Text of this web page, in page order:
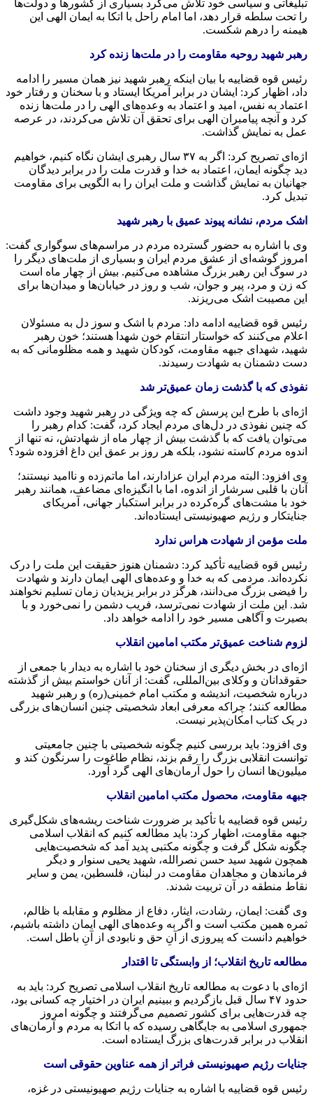
تبلیغاتی و سیاسی خود تلاش می‌کرد بسیاری از کشورها و دولت‌ها
را تحت سلطه قرار دهد، اما امام راحل با اتکا به ایمان الهی این
هیمنه را درهم شکست.
رهبر شهید روحیه مقاومت را در ملت‌ها زنده کرد
رئیس قوه قضاییه با بیان اینکه رهبر شهید نیز همان مسیر را ادامه
داد، اظهار کرد: ایشان در برابر آمریکا ایستاد و با سخنان و رفتار خود
اعتماد به نفس، امید و اعتماد به وعده‌های الهی را در ملت‌ها زنده
کرد و آنچه پیامبران الهی برای تحقق آن تلاش می‌کردند، در عرصه
عمل به نمایش گذاشت.
اژه‌ای تصریح کرد: اگر به ۳۷ سال رهبری ایشان نگاه کنیم، خواهیم
دید چگونه ایمان، اعتماد به خدا و قدرت ملت را در برابر دیدگان
جهانیان به نمایش گذاشت و ملت ایران را به الگویی برای مقاومت
تبدیل کرد.
اشک مردم، نشانه پیوند عمیق با رهبر شهید
وی با اشاره به حضور گسترده مردم در مراسم‌های سوگواری گفت:
امروز گوشه‌ای از عشق مردم ایران و بسیاری از ملت‌های دیگر را
در سوگ این رهبر بزرگ مشاهده می‌کنیم. بیش از چهار ماه است
که زن و مرد، پیر و جوان، شب و روز در خیابان‌ها و میدان‌ها برای
این مصیبت اشک می‌ریزند.
رئیس قوه قضاییه ادامه داد: مردم با اشک و سوز دل به مسئولان
اعلام می‌کنند که خواستار انتقام خون شهدا هستند؛ خون رهبر
شهید، شهدای جبهه مقاومت، کودکان شهید و همه مظلومانی که به
دست دشمنان به شهادت رسیدند.
نفوذی که با گذشت زمان عمیق‌تر شد
اژه‌ای با طرح این پرسش که چه ویژگی در رهبر شهید وجود داشت
که چنین نفوذی در دل‌های مردم ایجاد کرد، گفت: کدام رهبر را
می‌توان یافت که با گذشت بیش از چهار ماه از شهادتش، نه تنها از
اندوه مردم کاسته نشود، بلکه هر روز بر عمق این داغ افزوده شود؟
وی افزود: البته مردم ایران عزادارند، اما ماتم‌زده و ناامید نیستند؛
آنان با قلبی سرشار از اندوه، اما با انگیزه‌ای مضاعف، همانند رهبر
خود با مشت‌های گره‌کرده در برابر استکبار جهانی، آمریکای
جنایتکار و رژیم صهیونیستی ایستاده‌اند.
ملت مؤمن از شهادت هراس ندارد
رئیس قوه قضاییه تأکید کرد: دشمنان هنوز حقیقت این ملت را درک
نکرده‌اند. مردمی که به خدا و وعده‌های الهی ایمان دارند و شهادت
را فیضی بزرگ می‌دانند، هرگز در برابر یزیدیان زمان تسلیم نخواهند
شد. این ملت از شهادت نمی‌ترسد، فریب دشمن را نمی‌خورد و با
بصیرت و آگاهی مسیر خود را ادامه خواهد داد.
لزوم شناخت عمیق‌تر مکتب امامین انقلاب
اژه‌ای در بخش دیگری از سخنان خود با اشاره به دیدار با جمعی از
حقوقدانان و وکلای بین‌المللی، گفت: از آنان خواستم بیش از گذشته
درباره شخصیت، اندیشه و مکتب امام خمینی(ره) و رهبر شهید
مطالعه کنند؛ چراکه معرفی ابعاد شخصیتی چنین انسان‌های بزرگی
در یک کتاب امکان‌پذیر نیست.
وی افزود: باید بررسی کنیم چگونه شخصیتی با چنین جامعیتی
توانست انقلابی بزرگ را رقم بزند، نظام طاغوت را سرنگون کند و
میلیون‌ها انسان را حول آرمان‌های الهی گرد آورد.
جبهه مقاومت، محصول مکتب امامین انقلاب
رئیس قوه قضاییه با تأکید بر ضرورت شناخت ریشه‌های شکل‌گیری
جبهه مقاومت، اظهار کرد: باید مطالعه کنیم که انقلاب اسلامی
چگونه شکل گرفت و چگونه مکتبی پدید آمد که شخصیت‌هایی
همچون شهید سید حسن نصرالله، شهید یحیی سنوار و دیگر
فرماندهان و مجاهدان مقاومت در لبنان، فلسطین، یمن و سایر
نقاط منطقه در آن تربیت شدند.
وی گفت: ایمان، رشادت، ایثار، دفاع از مظلوم و مقابله با ظالم،
ثمره همین مکتب است و اگر به وعده‌های الهی ایمان داشته باشیم،
خواهیم دانست که پیروزی از آنِ حق و نابودی از آنِ باطل است.
مطالعه تاریخ انقلاب؛ از وابستگی تا اقتدار
اژه‌ای با دعوت به مطالعه تاریخ انقلاب اسلامی تصریح کرد: باید به
حدود ۴۷ سال قبل بازگردیم و ببینیم ایران در اختیار چه کسانی بود،
چه قدرت‌هایی برای کشور تصمیم می‌گرفتند و چگونه امروز
جمهوری اسلامی به جایگاهی رسیده که با اتکا به مردم و آرمان‌های
انقلاب در برابر قدرت‌های بزرگ ایستاده است.
جنایات رژیم صهیونیستی فراتر از همه عناوین حقوقی است
رئیس قوه قضاییه با اشاره به جنایات رژیم صهیونیستی در غزه،